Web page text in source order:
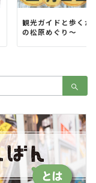
観光ガイドと歩くか
の松原めぐり～